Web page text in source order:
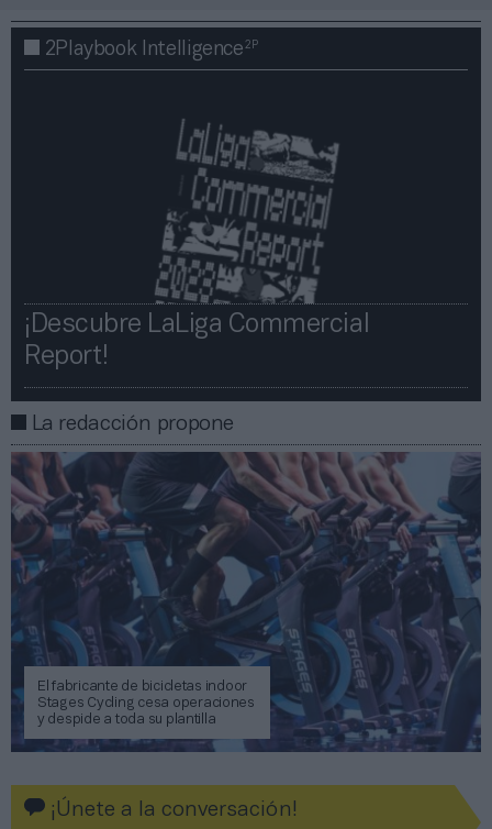
2Playbook Intelligence2P
¡Descubre LaLiga Commercial
Report!​​
La redacción propone
El fabricante de bicicletas indoor
Stages Cycling cesa operaciones
y despide a toda su plantilla
¡Únete a la conversación!